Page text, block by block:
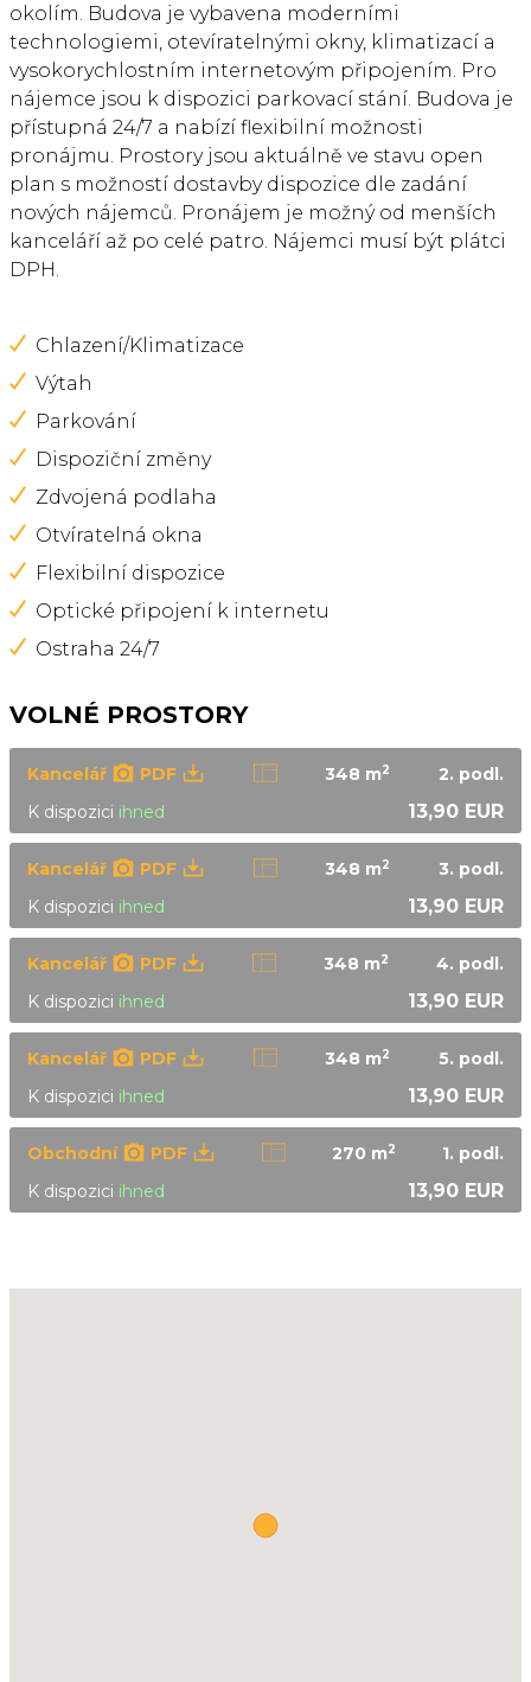
okolím. Budova je vybavena moderními
technologiemi, otevíratelnými okny, klimatizací a
vysokorychlostním internetovým připojením. Pro
nájemce jsou k dispozici parkovací stání. Budova je
přístupná 24/7 a nabízí flexibilní možnosti
pronájmu. Prostory jsou aktuálně ve stavu open
plan s možností dostavby dispozice dle zadání
nových nájemců. Pronájem je možný od menších
kanceláří až po celé patro. Nájemci musí být plátci
DPH.
Chlazení/Klimatizace
Výtah
Parkování
Dispoziční změny
Zdvojená podlaha
Otvíratelná okna
Flexibilní dispozice
Optické připojení k internetu
Ostraha 24/7
VOLNÉ PROSTORY
Kancelář PDF 348 m2 2. podl.
13,90 EUR
K dispozici ihned
Kancelář PDF 348 m2 3. podl.
13,90 EUR
K dispozici ihned
Kancelář PDF 348 m2 4. podl.
13,90 EUR
K dispozici ihned
Kancelář PDF 348 m2 5. podl.
13,90 EUR
K dispozici ihned
Obchodní PDF 270 m2 1. podl.
13,90 EUR
K dispozici ihned